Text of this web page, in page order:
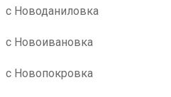
с Новоданиловка
с Новоивановка
с Новопокровка